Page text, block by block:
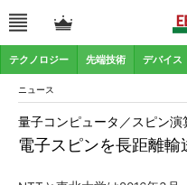
テクノロジー 先端技術 デバイス
ニュース
電子スピンを長距離輸
量子コンピュータ／スピン演